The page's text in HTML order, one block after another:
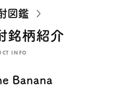
図鑑
銘柄紹介
INFO
Banana